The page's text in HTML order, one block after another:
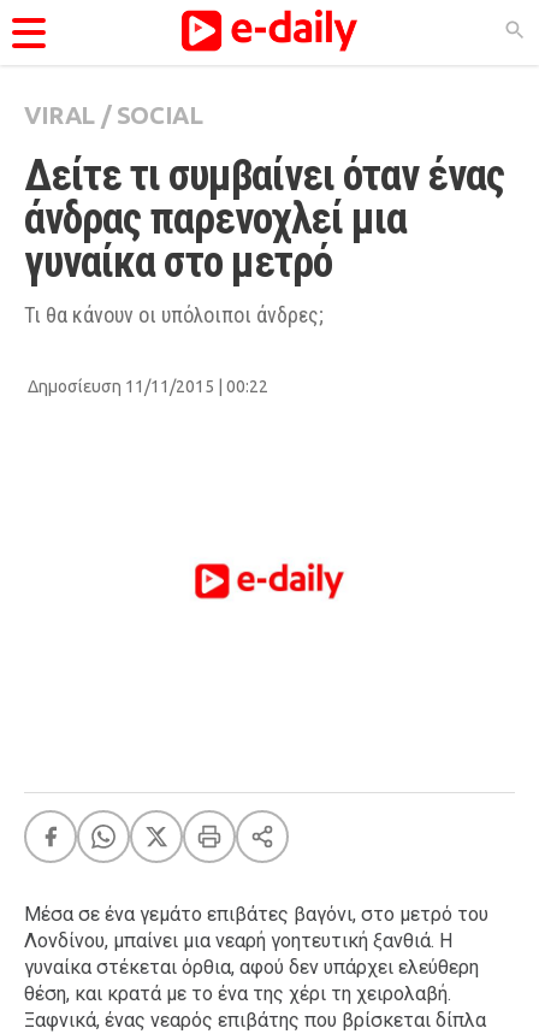
ΚΑΤΗΓΟΡΊΕΣ
Ειδήσεις
Θέματα
Videos
Podcasts
Life
A-List LGBTQI+
LIFE
VIRAL / SOCIAL
Δείτε τι συμβαίνει όταν ένας
άνδρας παρενοχλεί μια
γυναίκα στο μετρό
Τι θα κάνουν οι υπόλοιποι άνδρες;
Δημοσίευση 11/11/2015 | 00:22
Μέσα σε ένα γεμάτο επιβάτες βαγόνι, στο μετρό του
Λονδίνου, μπαίνει μια νεαρή γοητευτική ξανθιά. Η
γυναίκα στέκεται όρθια, αφού δεν υπάρχει ελεύθερη
θέση, και κρατά με το ένα της χέρι τη χειρολαβή.
Ξαφνικά, ένας νεαρός επιβάτης που βρίσκεται δίπλα